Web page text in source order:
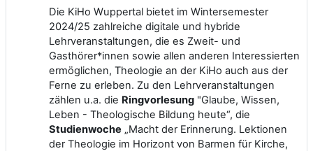
Die KiHo Wuppertal bietet im Wintersemester
2024/25 zahlreiche digitale und hybride
Lehrveranstaltungen, die es Zweit- und
Gasthörer*innen sowie allen anderen Interessierten
ermöglichen, Theologie an der KiHo auch aus der
Ferne zu erleben. Zu den Lehrveranstaltungen
zählen u.a. die Ringvorlesung "Glaube, Wissen,
Leben - Theologische Bildung heute“, die
Studienwoche „Macht der Erinnerung. Lektionen
der Theologie im Horizont von Barmen für Kirche,